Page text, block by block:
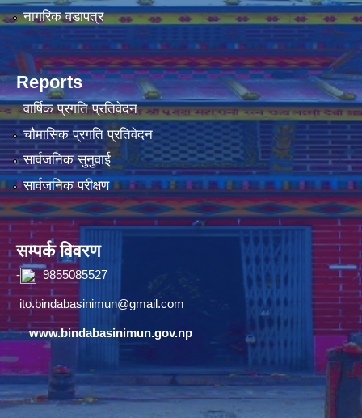
नागरिक वडापत्र
Reports
वार्षिक प्रगति प्रतिवेदन
चौमासिक प्रगति प्रतिवेदन
सार्वजनिक सुनुवाई
सार्वजनिक परीक्षण
सम्पर्क विवरण
- 9855085527
ito.bindabasinimun@gmail.com
www.bindabasinimun.gov.np